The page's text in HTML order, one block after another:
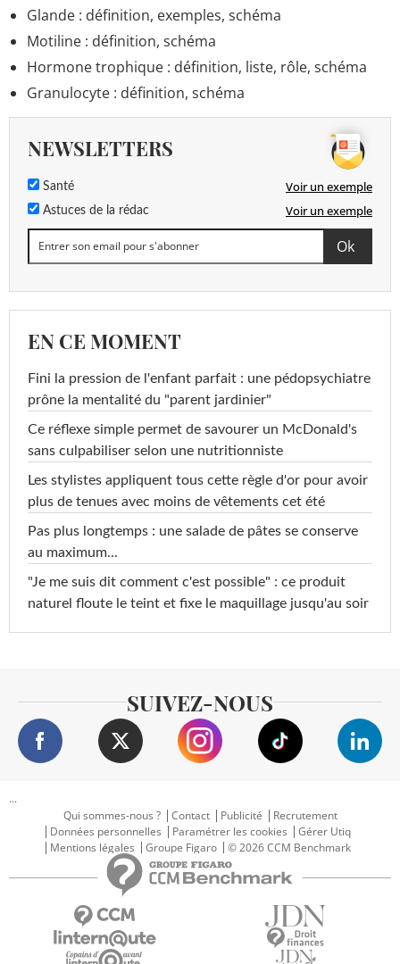
Glande : définition, exemples, schéma
Motiline : définition, schéma
Hormone trophique : définition, liste, rôle, schéma
Granulocyte : définition, schéma
NEWSLETTERS
Santé Voir un exemple
Astuces de la rédac Voir un exemple
EN CE MOMENT
Fini la pression de l'enfant parfait : une pédopsychiatre
prône la mentalité du "parent jardinier"
Ce réflexe simple permet de savourer un McDonald's
sans culpabiliser selon une nutritionniste
Les stylistes appliquent tous cette règle d'or pour avoir
plus de tenues avec moins de vêtements cet été
Pas plus longtemps : une salade de pâtes se conserve
au maximum...
"Je me suis dit comment c'est possible" : ce produit
naturel floute le teint et fixe le maquillage jusqu'au soir
SUIVEZ-NOUS
...
Qui sommes-nous ?
Contact Publicité
Recrutement
Données personnelles
Paramétrer les cookies
Gérer Utiq
Mentions légales
Groupe Figaro © 2026 CCM Benchmark